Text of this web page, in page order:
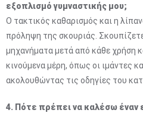
εξοπλισμό γυμναστικής μου;
Ο τακτικός καθαρισμός και η
πρόληψη της σκουριάς.
μηχανήματα μετά από κάθε χρήση
κινούμενα μέρη, όπως οι ιμάντες
ακολουθώντας τις οδηγίες του
4. Πότε πρέπει να καλέσω έναν